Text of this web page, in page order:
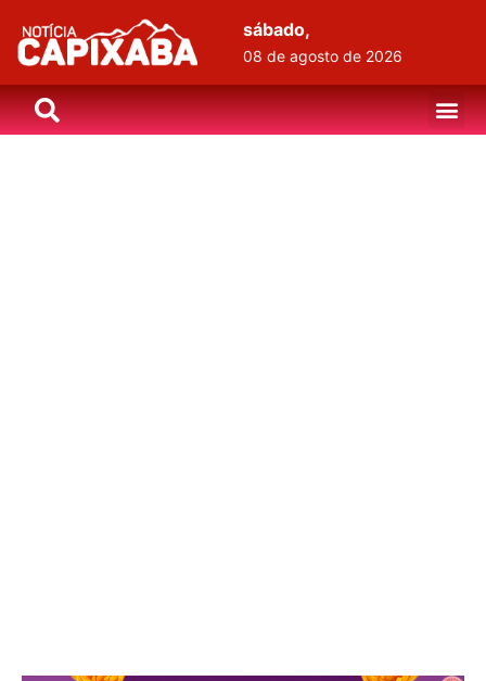
sábado,
08 de agosto de 2026